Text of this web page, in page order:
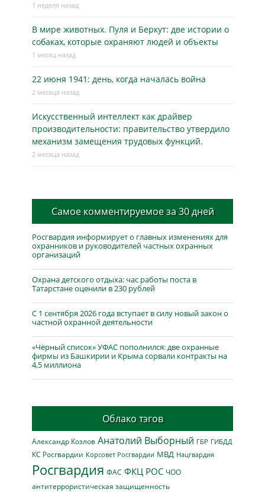
1 неделя назад
В мире животных. Пуля и Беркут: две истории о
собаках, которые охраняют людей и объекты
1 месяц назад
22 июня 1941: день, когда началась война
2 месяца назад
Искусственный интеллект как драйвер
производительности: правительство утвердило
механизм замещения трудовых функций.
2 месяца назад
Самое комментируемое за 30 дней
Росгвардия информирует о главных изменениях для
охранников и руководителей частных охранных
организаций
Охрана детского отдыха: час работы поста в
Татарстане оценили в 230 рублей
С 1 сентября 2026 года вступает в силу новый закон о
частной охранной деятельности
«Чёрный список» УФАС пополнился: две охранные
фирмы из Башкирии и Крыма сорвали контракты на
4,5 миллиона
Облако тэгов
Александр Козлов Анатолий Выборный ГБР ГИБДД
КС Росгвардии Корсовет Росгвардии МВД Нацгвардия
Росгвардия ФАС ФКЦ РОС ЧОО
антитеррористическая защищенность